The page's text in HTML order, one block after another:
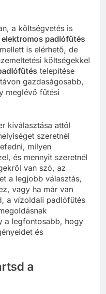
a költségvetés is
elektromos padlófűtés
is elérhető, de
költségekkel
telepítése
gazdaságosabb,
meglévő fűtési
kiválasztása attól
szeretnél
milyen
és mennyit szeretnél
van szó, az
a legjobb választás,
vagy ha már van
a vízoldali padlófűtés
a legfontosabb, hogy
és
a